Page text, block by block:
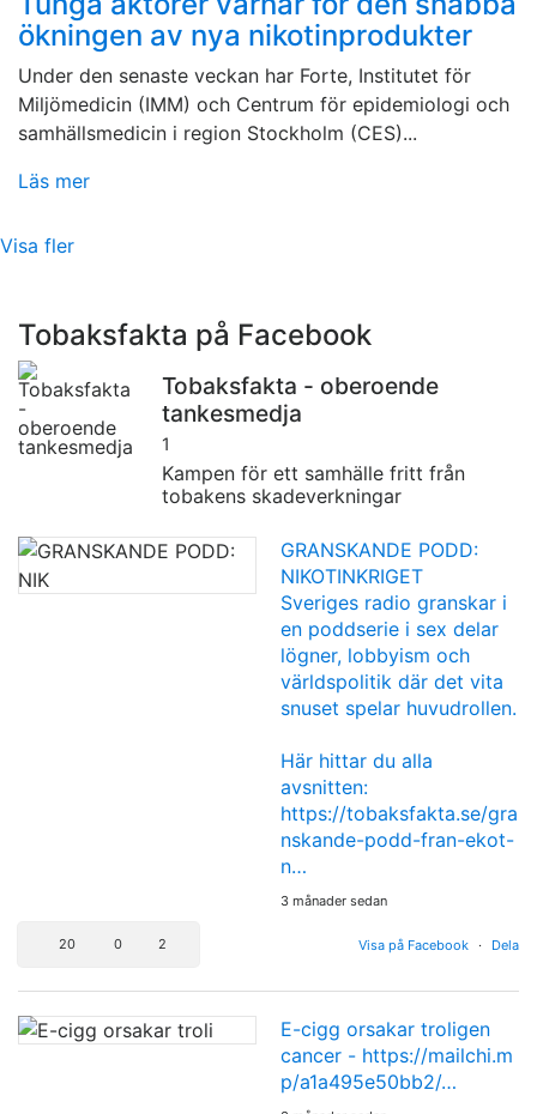
ökningen av nya nikotinprodukter
Under den senaste veckan har Forte, Institutet för
Miljömedicin (IMM) och Centrum för epidemiologi och
samhällsmedicin i region Stockholm (CES)...
Läs mer
Visa fler
Tobaksfakta på Facebook
Tobaksfakta - oberoende
tankesmedja
1
Kampen för ett samhälle fritt från
tobakens skadeverkningar
GRANSKANDE PODD:
NIKOTINKRIGET
Sveriges radio granskar i
en poddserie i sex delar
lögner, lobbyism och
världspolitik där det vita
snuset spelar huvudrollen.
Här hittar du alla
avsnitten:
https://tobaksfakta.se/gra
nskande-podd-fran-ekot-
n…
3 månader sedan
Visa på Facebook · Dela
20 0 2
E-cigg orsakar troligen
cancer - https://mailchi.m
p/a1a495e50bb2/…